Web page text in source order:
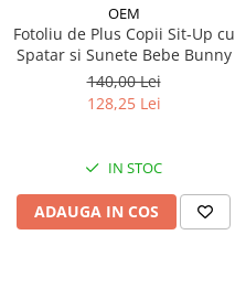
OEM
Fotoliu de Plus Copii Sit-Up cu
Spatar si Sunete Bebe Bunny
140,00 Lei
128,25 Lei
IN STOC
ADAUGA IN COS